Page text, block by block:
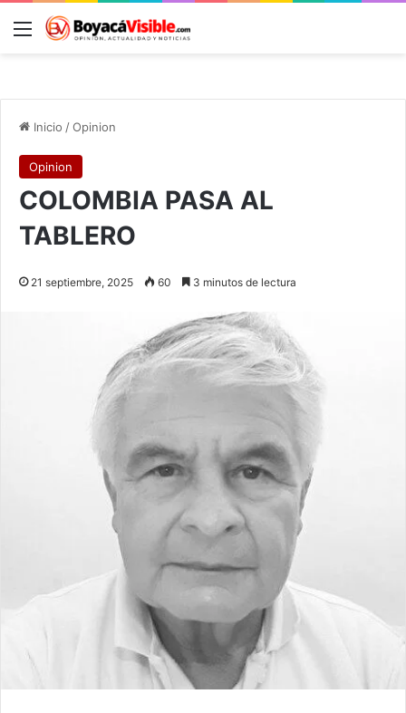
Menú
Inicio /Opinion
Opinion
COLOMBIA PASA AL
TABLERO
21 septiembre, 2025 60 3 minutos de lectura